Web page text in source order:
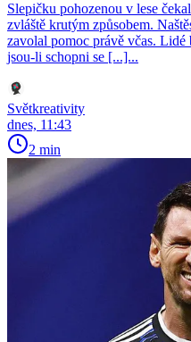
Slepičku pohozenou v lese
zvláště krutým způsobem.
zavolal pomoc právě včas.
jsou-li schopni se [...]...
Světkreativity
dnes, 11:43
2 min